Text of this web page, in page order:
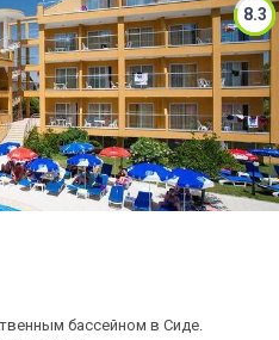
8.3
бассейном в Сиде.